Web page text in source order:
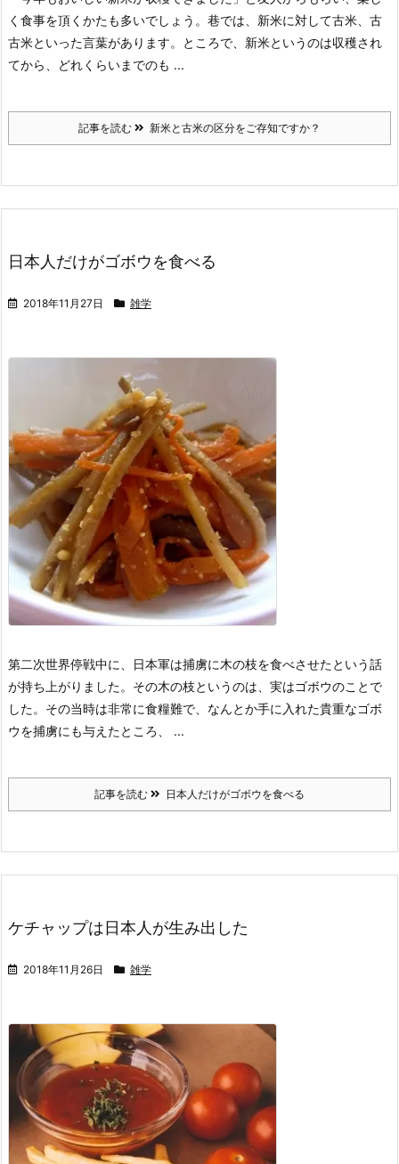
く食事を頂くかたも多いでしょう。 巷では、新米に対して古米、古
古米といった言葉があります。
ところで、新米というのは収穫され
てから、どれくらいまでのも ...
記事を読む 新米と古米の区分をご存知ですか？
日本人だけがゴボウを食べる
2018年11月27日 雑学
第二次世界停戦中に、日本軍は捕虜に木の枝を食べさせたという話
が持ち上がりました。 その木の枝というのは、実はゴボウのことで
した。 その当時は非常に食糧難で、なんとか手に入れた貴重なゴボ
ウを捕虜にも与えたところ、 ...
記事を読む 日本人だけがゴボウを食べる
ケチャップは日本人が生み出した
2018年11月26日 雑学